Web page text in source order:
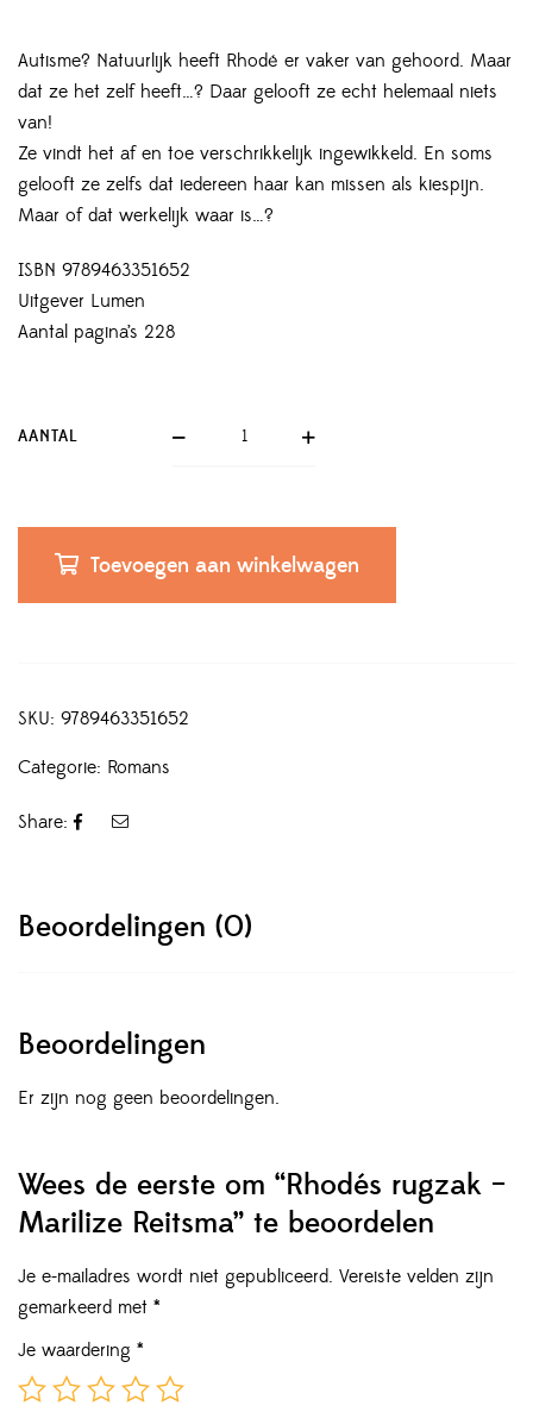
Autisme? Natuurlijk heeft Rhodé er vaker van gehoord. Maar
dat ze het zelf heeft…? Daar gelooft ze echt helemaal niets
van!
Ze vindt het af en toe verschrikkelijk ingewikkeld. En soms
gelooft ze zelfs dat iedereen haar kan missen als kiespijn.
Maar of dat werkelijk waar is…?
ISBN 9789463351652
Uitgever Lumen
Aantal pagina’s 228
AANTAL
Toevoegen aan winkelwagen
SKU: 9789463351652
Categorie: Romans
Share:
Beoordelingen (0)
Beoordelingen
Er zijn nog geen beoordelingen.
Wees de eerste om “Rhodés rugzak –
Marilize Reitsma” te beoordelen
Je e-mailadres wordt niet gepubliceerd. Vereiste velden zijn
gemarkeerd met *
Je waardering *